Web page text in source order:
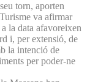
torn, aporten
va afirmar
la data afavoreixen
i, per extensió, de
la intenció de
per poder-ne